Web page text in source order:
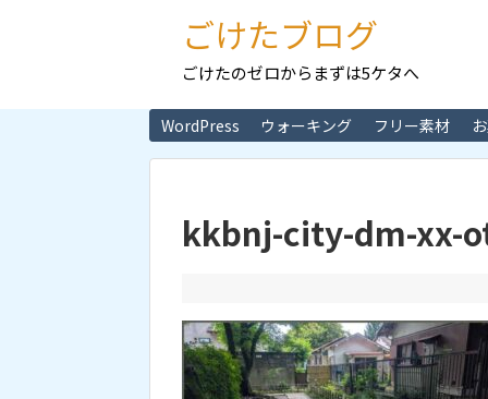
ごけたブログ
ごけたのゼロからまずは5ケタへ
WordPress ウォーキング フリー素材
kkbnj-city-dm-xx-